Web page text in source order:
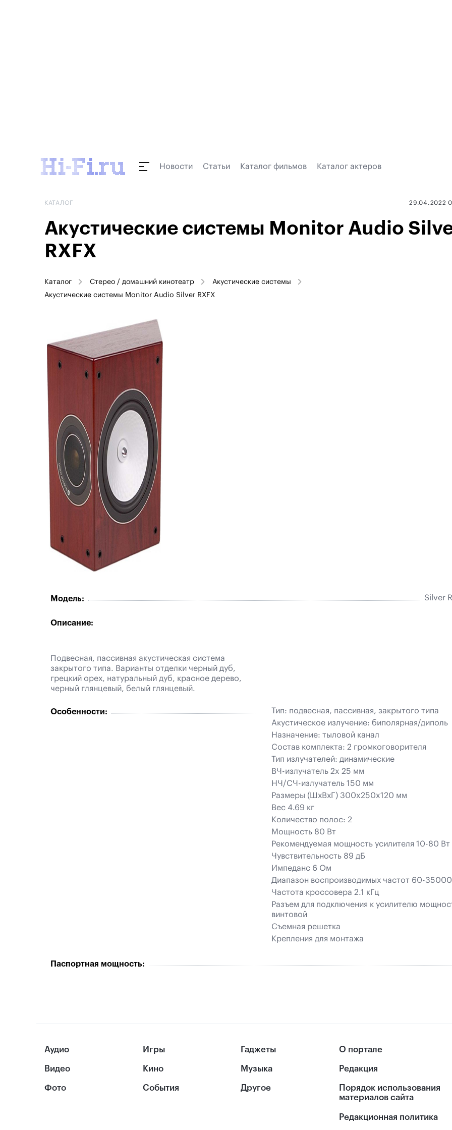
Новости Статьи Каталог фильмов Каталог актеров
КАТАЛОГ 29.04.2022
Акустические системы Monitor Audio
RXFX
Каталог Стерео / домашний кинотеатр
Акустические системы
Акустические системы Monitor Audio Silver RXFX
Модель: Silver
Описание:
Подвесная, пассивная акустическая система
закрытого типа. Варианты отделки черный дуб,
грецкий орех, натуральный дуб, красное дерево,
черный глянцевый, белый глянцевый.
Особенности:
Тип: подвесная, пассивная, закрытого типа
Акустическое излучение: биполярная/диполь
Назначение: тыловой канал
Состав комплекта: 2 громкоговорителя
Тип излучателей: динамические
ВЧ-излучатель 2x 25 мм
НЧ/СЧ-излучатель 150 мм
Размеры (ШхВхГ) 300x250x120 мм
Вес 4.69 кг
Количество полос: 2
Мощность 80 Вт
Рекомендуемая мощность усилителя 10-80 Вт
Чувствительность 89 дБ
Импеданс 6 Ом
Диапазон воспроизводимых частот 60-
Частота кроссовера 2.1 кГц
Разъем для подключения к усилителю
винтовой
Съемная решетка
Крепления для монтажа
Паспортная мощность:
Аудио
Видео
Фото
Игры
Кино
События
Гаджеты
Музыка
Другое
О портале
Редакция
Порядок использования
материалов сайта
Редакционная политика